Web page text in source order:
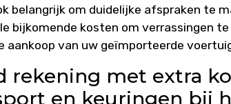
belangrijk om duidelijke afspraken te
bijkomende kosten om verrassingen
aankoop van uw geïmporteerde
rekening met extra
en keuringen bij